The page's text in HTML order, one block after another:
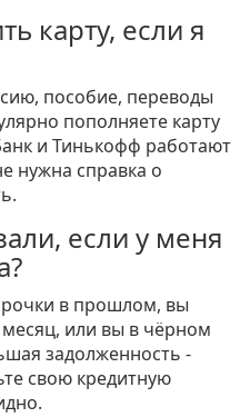
карту, если я
пособие, переводы
пополняете карту
и Тинькофф работают
нужна справка о
если у меня
в прошлом, вы
или вы в чёрном
задолженность -
свою кредитную